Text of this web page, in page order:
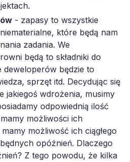
- zapasy to wszystkie
które będą nam
zadania. We
będą to składniki do
deweloperów będzie to
sprzęt itd. Decydując się
jakiegoś wdrożenia, musimy
odpowiednią ilość
możliwości ich
możliwość ich ciągłego
opóźnień. Dlaczego
Z tego powodu, że kilka